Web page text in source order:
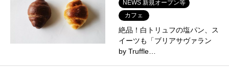
NEWS 新規オープン等
カフェ
絶品！白トリュフの塩パン、ス
イーツも「ブリアサヴァラン
by Truffle…